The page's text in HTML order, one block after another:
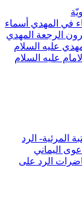
في المهدي أسماء
الرجعة المهدي
عليه السلام
عليه السلام
المرئية- الرد
اليماني
الرد على